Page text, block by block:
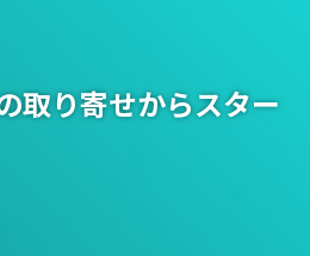
取り寄せからスター